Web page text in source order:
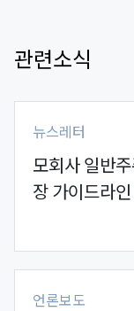
관련소식
뉴스레터
모회사 일반
장 가이드라
언론보도